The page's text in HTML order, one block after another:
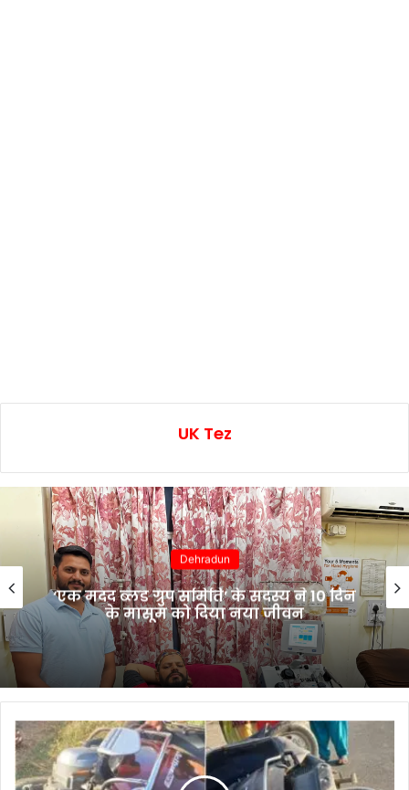
UK Tez
Dehradun
‘एक मदद ब्लड ग्रुप समिति’ के सदस्य ने 10 दिन
के मासूम को दिया नया जीवन